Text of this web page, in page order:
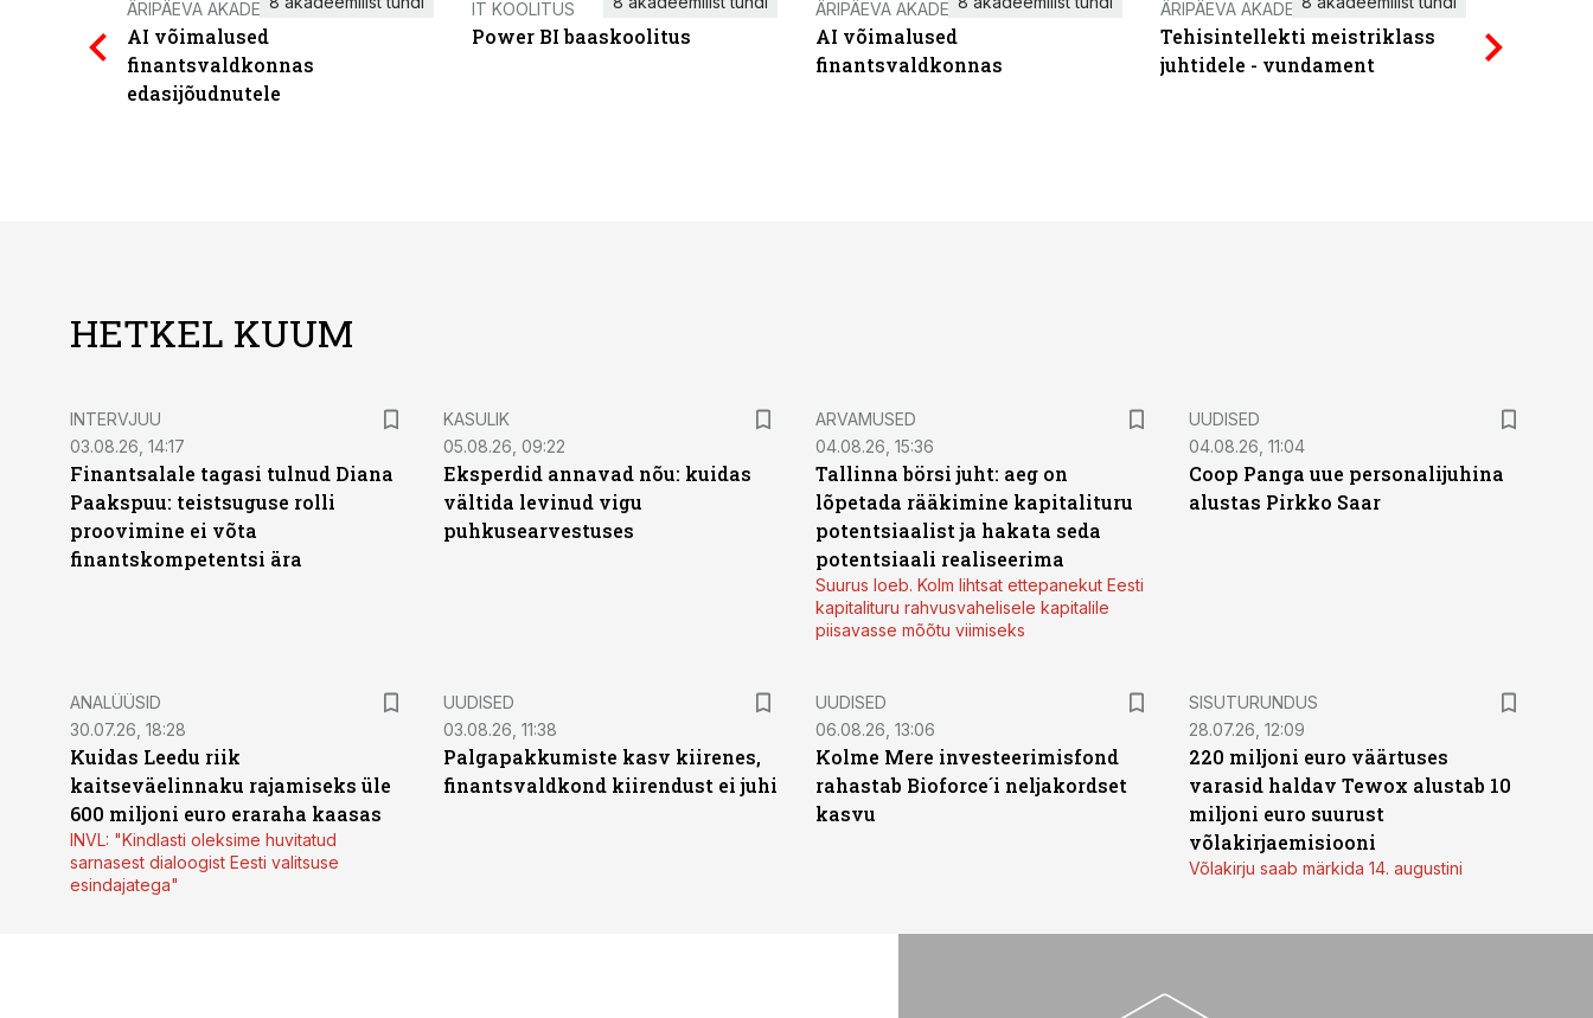
ÄRIPÄEVA AKADEEMIA
AI võimalused
finantsvaldkonnas
edasijõudnutele
IT KOOLITUS
Power BI baaskoolitus
ÄRIPÄEVA AKADEEMIA
AI võimalused
finantsvaldkonnas
ÄRIPÄEVA AKADEEMIA
Tehisintellekti meistriklass
juhtidele - vundament
HETKEL KUUM
INTERVJUU
03.08.26, 14:17
Finantsalale tagasi tulnud Diana
Paakspuu: teistsuguse rolli
proovimine ei võta
finantskompetentsi ära
KASULIK
05.08.26, 09:22
Eksperdid annavad nõu: kuidas
vältida levinud vigu
puhkusearvestuses
ARVAMUSED
04.08.26, 15:36
Tallinna börsi juht: aeg on
lõpetada rääkimine kapitalituru
potentsiaalist ja hakata seda
potentsiaali realiseerima
Suurus loeb. Kolm lihtsat ettepanekut Eesti
kapitalituru rahvusvahelisele kapitalile
piisavasse mõõtu viimiseks
UUDISED
04.08.26, 11:04
Coop Panga uue personalijuhina
alustas Pirkko Saar
ANALÜÜSID
30.07.26, 18:28
Kuidas Leedu riik
kaitseväelinnaku rajamiseks üle
600 miljoni euro eraraha kaasas
INVL: "Kindlasti oleksime huvitatud
sarnasest dialoogist Eesti valitsuse
esindajatega"
UUDISED
03.08.26, 11:38
Palgapakkumiste kasv kiirenes,
finantsvaldkond kiirendust ei juhi
UUDISED
06.08.26, 13:06
Kolme Mere investeerimisfond
rahastab Bioforce´i neljakordset
kasvu
ST
SISUTURUNDUS
28.07.26, 12:09
220 miljoni euro väärtuses
varasid haldav Tewox alustab 10
miljoni euro suurust
võlakirjaemisiooni
Võlakirju saab märkida 14. augustini